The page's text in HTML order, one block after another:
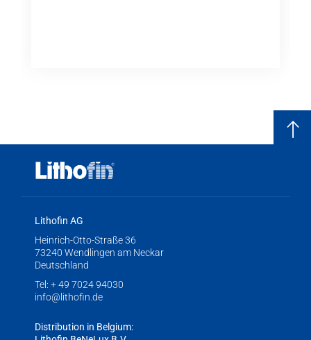
Lithofin AG
Heinrich-Otto-Straße 36
73240 Wendlingen am Neckar
Deutschland
Tel: + 49 7024 94030
info@lithofin.de
Distribution in Belgium: